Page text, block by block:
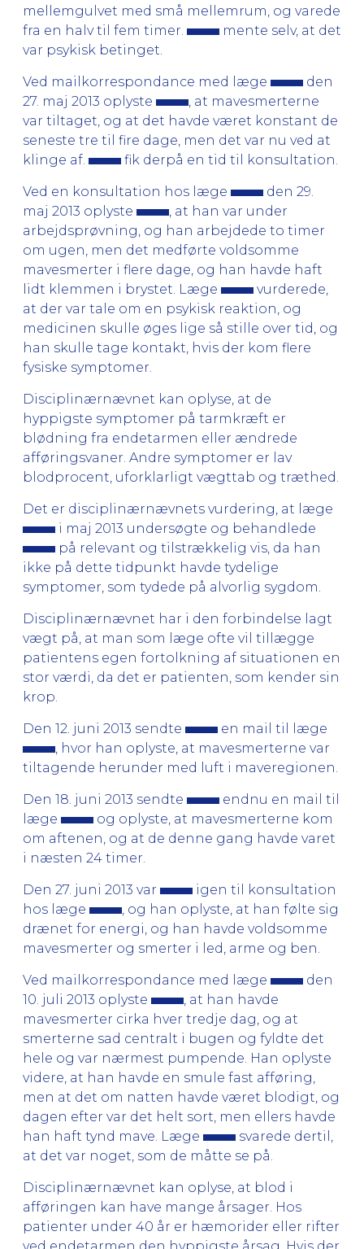
mellemgulvet med små mellemrum, og varede
fra en halv til fem timer.
mente selv, at det
var psykisk betinget.
Ved mailkorrespondance med læge
den
27. maj 2013 oplyste
, at mavesmerterne
var tiltaget, og at det havde været konstant de
seneste tre til fire dage, men det var nu ved at
klinge af.
fik derpå en tid til konsultation.
Ved en konsultation hos læge
den 29.
maj 2013 oplyste
, at han var under
arbejdsprøvning, og han arbejdede to timer
om ugen, men det medførte voldsomme
mavesmerter i flere dage, og han havde haft
lidt klemmen i brystet. Læge
vurderede,
at der var tale om en psykisk reaktion, og
medicinen skulle øges lige så stille over tid, og
han skulle tage kontakt, hvis der kom flere
fysiske symptomer.
Disciplinærnævnet kan oplyse, at de
hyppigste symptomer på tarmkræft er
blødning fra endetarmen eller ændrede
afføringsvaner. Andre symptomer er lav
blodprocent, uforklarligt vægttab og træthed.
Det er disciplinærnævnets vurdering, at læge
i maj 2013 undersøgte og behandlede
på relevant og tilstrækkelig vis, da han
ikke på dette tidpunkt havde tydelige
symptomer, som tydede på alvorlig sygdom.
Disciplinærnævnet har i den forbindelse lagt
vægt på, at man som læge ofte vil tillægge
patientens egen fortolkning af situationen en
stor værdi, da det er patienten, som kender sin
krop.
Den 12. juni 2013 sendte
en mail til læge
, hvor han oplyste, at mavesmerterne var
tiltagende herunder med luft i maveregionen.
Den 18. juni 2013 sendte
endnu en mail til
læge
og oplyste, at mavesmerterne kom
om aftenen, og at de denne gang havde varet
i næsten 24 timer.
Den 27. juni 2013 var
igen til konsultation
hos læge
, og han oplyste, at han følte sig
drænet for energi, og han havde voldsomme
mavesmerter og smerter i led, arme og ben.
Ved mailkorrespondance med læge
den
10. juli 2013 oplyste
, at han havde
mavesmerter cirka hver tredje dag, og at
smerterne sad centralt i bugen og fyldte det
hele og var nærmest pumpende. Han oplyste
videre, at han havde en smule fast afføring,
men at det om natten havde været blodigt, og
dagen efter var det helt sort, men ellers havde
han haft tynd mave. Læge
svarede dertil,
at det var noget, som de måtte se på.
Disciplinærnævnet kan oplyse, at blod i
afføringen kan have mange årsager. Hos
patienter under 40 år er hæmorider eller rifter
ved endetarmen den hyppigste årsag. Hvis der